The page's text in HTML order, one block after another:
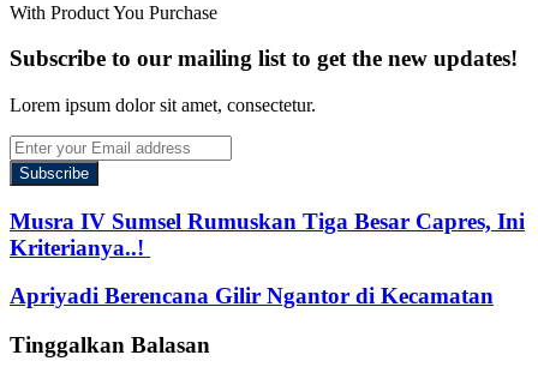
With Product You Purchase
Subscribe to our mailing list to get the new updates!
Lorem ipsum dolor sit amet, consectetur.
Enter
your
Email
address
Musra IV Sumsel Rumuskan Tiga Besar Capres, Ini
Kriterianya..!
Apriyadi Berencana Gilir Ngantor di Kecamatan
Tinggalkan Balasan